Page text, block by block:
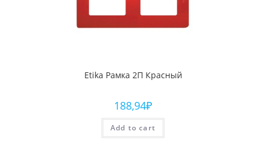
Etika Рамка 2П Красный
188,94₽
Add to cart